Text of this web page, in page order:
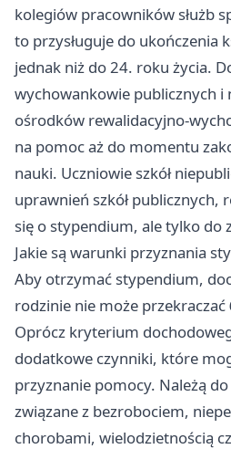
kolegiów pracowników służb
to przysługuje do ukończenia
jednak niż do 24. roku życia.
wychowankowie publicznych i
ośrodków rewalidacyjno-
na pomoc aż do momentu
nauki. Uczniowie szkół
uprawnień szkół publicznych,
się o stypendium, ale tylko do
Jakie są warunki przyznania
Aby otrzymać stypendium,
rodzinie nie może przekraczać
Oprócz kryterium
dodatkowe czynniki, które
przyznanie pomocy. Należą
związane z bezrobociem,
chorobami, wielodzietnością